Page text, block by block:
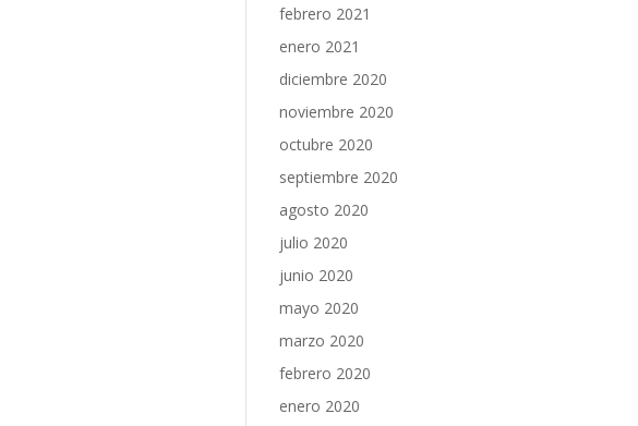
febrero 2021
enero 2021
diciembre 2020
noviembre 2020
octubre 2020
septiembre 2020
agosto 2020
julio 2020
junio 2020
mayo 2020
marzo 2020
febrero 2020
enero 2020